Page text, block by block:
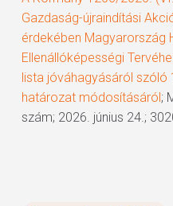
Gazdaság-újraindítási
érdekében Magyarország
Ellenállóképességi
lista jóváhagyásáról szóló
határozat módosításáról;
szám; 2026. június 24.;